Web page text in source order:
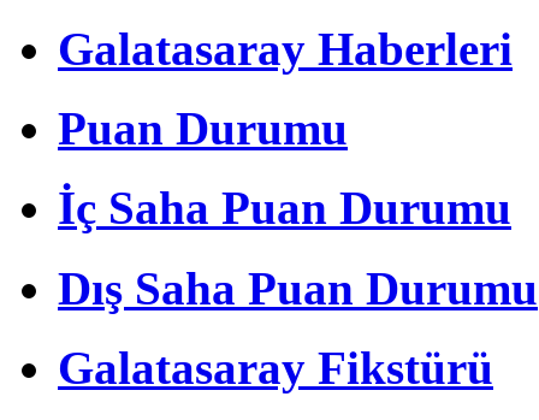
Galatasaray Haberleri
Puan Durumu
İç Saha Puan Durumu
Dış Saha Puan Durumu
Galatasaray Fikstürü